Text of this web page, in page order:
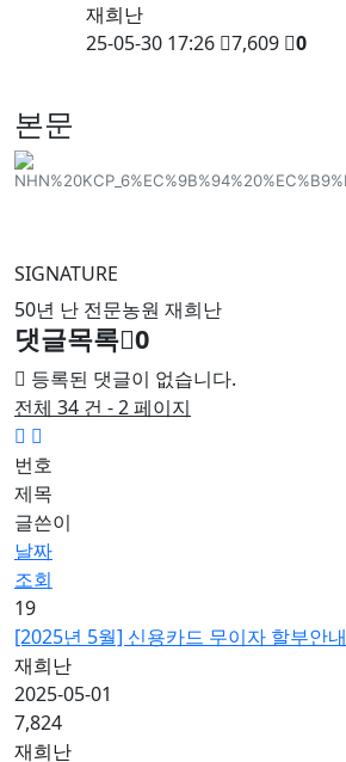
재희난
25-05-30 17:26
7,609
0
본문
SIGNATURE
50년 난 전문농원 재희난
댓글목록 0
등록된 댓글이 없습니다.
전체 34 건 - 2 페이지
번호
제목
글쓴이
날짜
조회
19
[2025년 5월] 신용카드 무이자 할부안내
재희난
2025-05-01
7,824
재희난